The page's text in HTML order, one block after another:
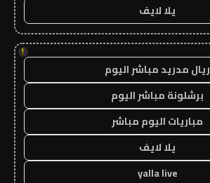
يلا لايف
!
ريال مدريد مباشر اليوم
برشلونة مباشر اليوم
مباريات اليوم مباشر
يلا لايف
yalla live